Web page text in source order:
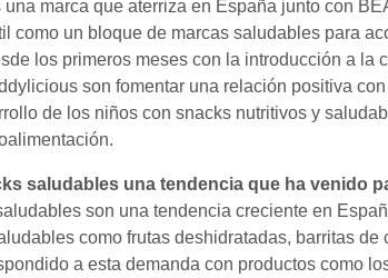
marca que aterriza en España junto con
como un bloque de marcas saludables para
los primeros meses con la introducción a la
son fomentar una relación positiva
de los niños con snacks nutritivos y
saludables una tendencia que ha venido
son una tendencia creciente en
como frutas deshidratadas, barritas
a esta demanda con productos como